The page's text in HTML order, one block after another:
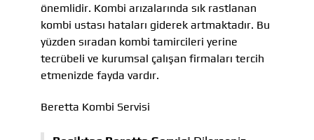
önemlidir. Kombi arızalarında sık rastlanan
kombi ustası hataları giderek artmaktadır. Bu
yüzden sıradan kombi tamircileri yerine
tecrübeli ve kurumsal çalışan firmaları tercih
etmenizde fayda vardır.
Beretta Kombi Servisi